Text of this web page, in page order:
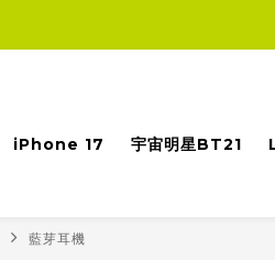
iPhone 17 宇宙明星BT21
藍芽耳機